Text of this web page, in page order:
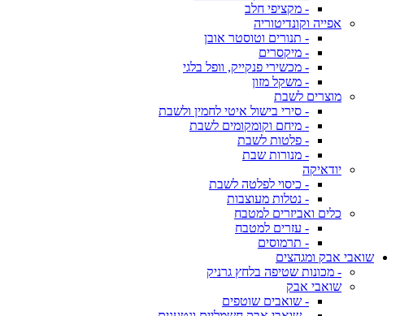
- מקציפי חלב
אפייה וקונדיטוריה
- תנורים וטוסטר אובן
- מיקסרים
- מכשירי פנקייק, וופל בלגי
- משקל מזון
מוצרים לשבת
- סירי בישול איטי לחמין ולשבת
- מיחם וקומקומים לשבת
- פלטות לשבת
- מנורות שבת
יודאיקה
- כיסוי לפלטה לשבת
- נטלות מעוצבות
כלים ואביזרים למטבח
- עזרים למטבח
- תרמוסים
שואבי אבק ומגהצים
- מכונות שטיפה בלחץ גרניק
שואבי אבק
- שואבים שוטפים